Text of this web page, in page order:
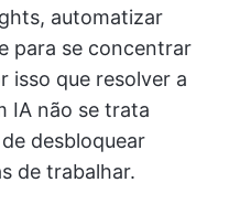
automatizar
para se concentrar
isso que resolver a
IA não se trata
desbloquear
de trabalhar.